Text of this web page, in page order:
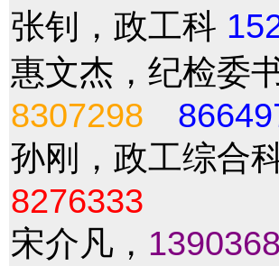
张钊，政工科
惠文杰，纪检委
8307298
孙刚，政工综合
8276333
宋介凡，